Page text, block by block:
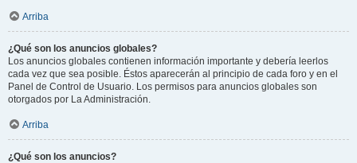
Arriba
¿Qué son los anuncios globales?
Los anuncios globales contienen información importante y debería leerlos
cada vez que sea posible. Éstos aparecerán al principio de cada foro y en el
Panel de Control de Usuario. Los permisos para anuncios globales son
otorgados por La Administración.
Arriba
¿Qué son los anuncios?